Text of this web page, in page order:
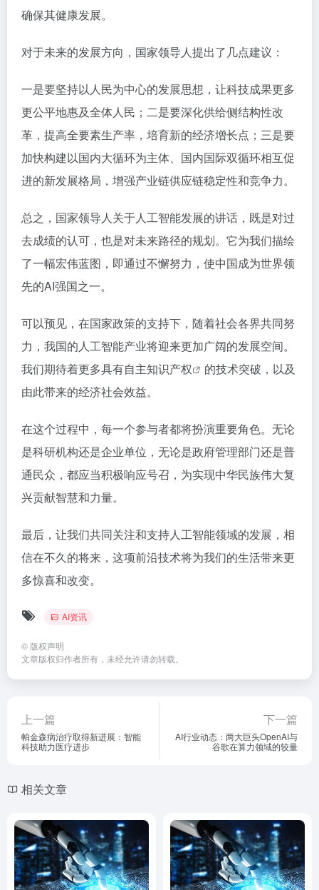
确保其健康发展。
对于未来的发展方向，国家领导人提出了几点建议：
一是要坚持以人民为中心的发展思想，让科技成果更多
更公平地惠及全体人民；二是要深化供给侧结构性改
革，提高全要素生产率，培育新的经济增长点；三是要
加快构建以国内大循环为主体、国内国际双循环相互促
进的新发展格局，增强产业链供应链稳定性和竞争力。
总之，国家领导人关于人工智能发展的讲话，既是对过
去成绩的认可，也是对未来路径的规划。它为我们描绘
了一幅宏伟蓝图，即通过不懈努力，使中国成为世界领
先的AI强国之一。
可以预见，在国家政策的支持下，随着社会各界共同努
力，我国的人工智能产业将迎来更加广阔的发展空间。
我们期待着更多具有自主知识产权
的技术突破，以及
由此带来的经济社会效益。
在这个过程中，每一个参与者都将扮演重要角色。无论
是科研机构还是企业单位，无论是政府管理部门还是普
通民众，都应当积极响应号召，为实现中华民族伟大复
兴贡献智慧和力量。
最后，让我们共同关注和支持人工智能领域的发展，相
信在不久的将来，这项前沿技术将为我们的生活带来更
多惊喜和改变。
AI资讯
© 版权声明
文章版权归作者所有，未经允许请勿转载。
上一篇
帕金森病治疗取得新进展：智能
科技助力医疗进步
下一篇
AI行业动态：两大巨头OpenAI与
谷歌在算力领域的较量
相关文章